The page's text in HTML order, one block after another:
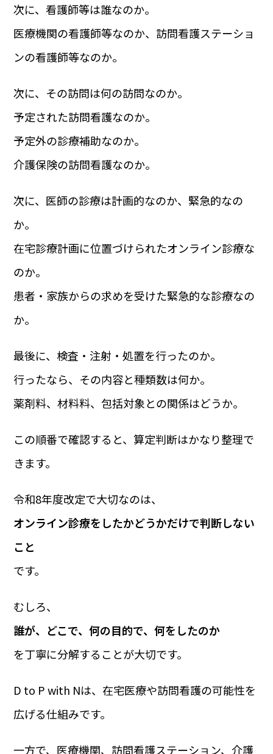
次に、看護師等は誰なのか。
医療機関の看護師等なのか、訪問看護ステーショ
ンの看護師等なのか。
次に、その訪問は何の訪問なのか。
予定された訪問看護なのか。
予定外の診療補助なのか。
介護保険の訪問看護なのか。
次に、医師の診療は計画的なのか、緊急的なの
か。
在宅診療計画に位置づけられたオンライン診療な
のか。
患者・家族からの求めを受けた緊急的な診療なの
か。
最後に、検査・注射・処置を行ったのか。
行ったなら、その内容と種類数は何か。
薬剤料、材料料、包括対象との関係はどうか。
この順番で確認すると、算定判断はかなり整理で
きます。
令和8年度改定で大切なのは、
オンライン診療をしたかどうかだけで判断しない
こと
です。
むしろ、
誰が、どこで、何の目的で、何をしたのか
を丁寧に分解することが大切です。
D to P with Nは、在宅医療や訪問看護の可能性を
広げる仕組みです。
一方で、医療機関、訪問看護ステーション、介護